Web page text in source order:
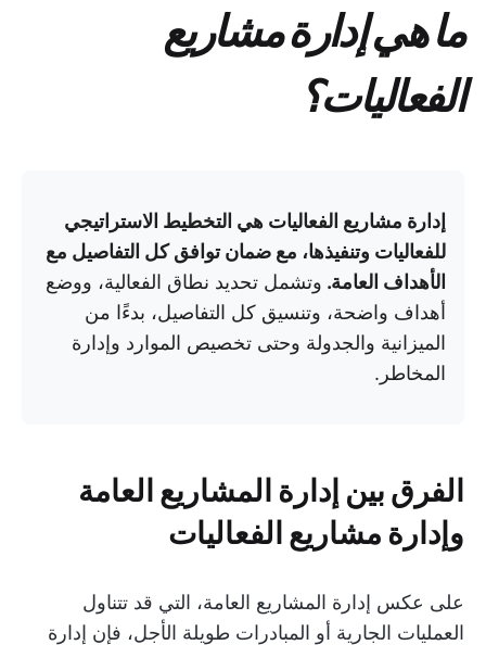
ما هي إدارة مشاريع
الفعاليات؟
إدارة مشاريع الفعاليات هي التخطيط الاستراتيجي
للفعاليات وتنفيذها، مع ضمان توافق كل التفاصيل مع
الأهداف العامة. وتشمل تحديد نطاق الفعالية، ووضع
أهداف واضحة، وتنسيق كل التفاصيل، بدءًا من
الميزانية والجدولة وحتى تخصيص الموارد وإدارة
المخاطر.
الفرق بين إدارة المشاريع العامة
وإدارة مشاريع الفعاليات
على عكس إدارة المشاريع العامة، التي قد تتناول
العمليات الجارية أو المبادرات طويلة الأجل، فإن إدارة